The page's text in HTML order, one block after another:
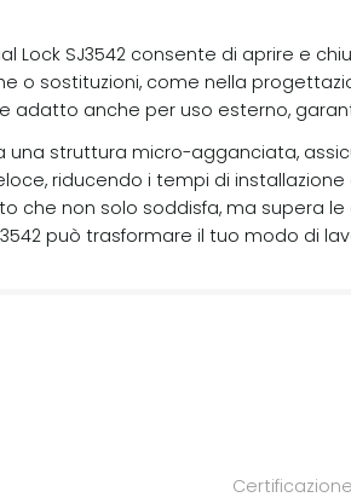
Lock SJ3542 consente di aprire e
o sostituzioni, come nella
adatto anche per uso esterno,
una struttura micro-agganciata,
riducendo i tempi di
che non solo soddisfa, ma
può trasformare il tuo modo di